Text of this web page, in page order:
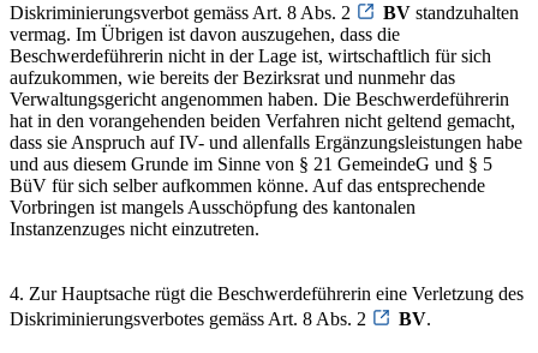
Diskriminierungsverbot gemäss Art. 8 Abs. 2
BV standzuhalten
vermag. Im Übrigen ist davon auszugehen, dass die
Beschwerdeführerin nicht in der Lage ist, wirtschaftlich für sich
aufzukommen, wie bereits der Bezirksrat und nunmehr das
Verwaltungsgericht angenommen haben. Die Beschwerdeführerin
hat in den vorangehenden beiden Verfahren nicht geltend gemacht,
dass sie Anspruch auf IV- und allenfalls Ergänzungsleistungen habe
und aus diesem Grunde im Sinne von § 21 GemeindeG und § 5
BüV für sich selber aufkommen könne. Auf das entsprechende
Vorbringen ist mangels Ausschöpfung des kantonalen
Instanzenzuges nicht einzutreten.
4. Zur Hauptsache rügt die Beschwerdeführerin eine Verletzung des
Diskriminierungsverbotes gemäss Art. 8 Abs. 2
BV.